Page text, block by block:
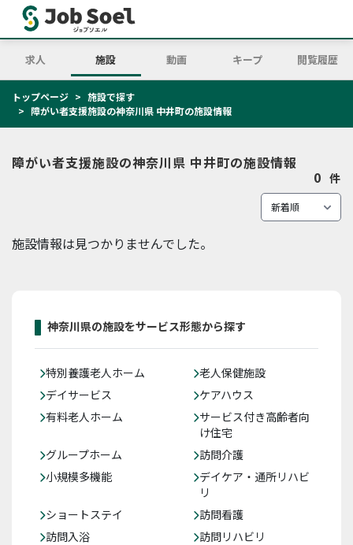
求人 施設 動画 キープ 閲覧履歴
トップページ
施設で探す
障がい者支援施設の神奈川県 中井町の施設情報
障がい者支援施設の神奈川県 中井町の施設情報
0 件
施設情報は見つかりませんでした。
神奈川県の施設をサービス形態から探す
特別養護老人ホーム
老人保健施設
デイサービス
ケアハウス
有料老人ホーム
サービス付き高齢者向
け住宅
グループホーム
訪問介護
小規模多機能
デイケア・通所リハビ
リ
ショートステイ
訪問看護
訪問入浴
訪問リハビリ